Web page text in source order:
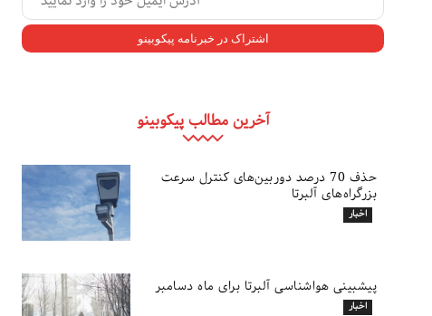
آخرین مطالب پیکوبینو
حذف 70 درصد دوربین‌های کنترل سرعت
بزرگراه‌های آلبرتا
اخبار
پیشبینی هواشناسی آلبرتا برای ماه دسامبر
اخبار